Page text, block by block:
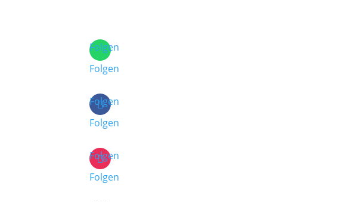
Folgen
Folgen
Folgen
Folgen
Folgen
Folgen